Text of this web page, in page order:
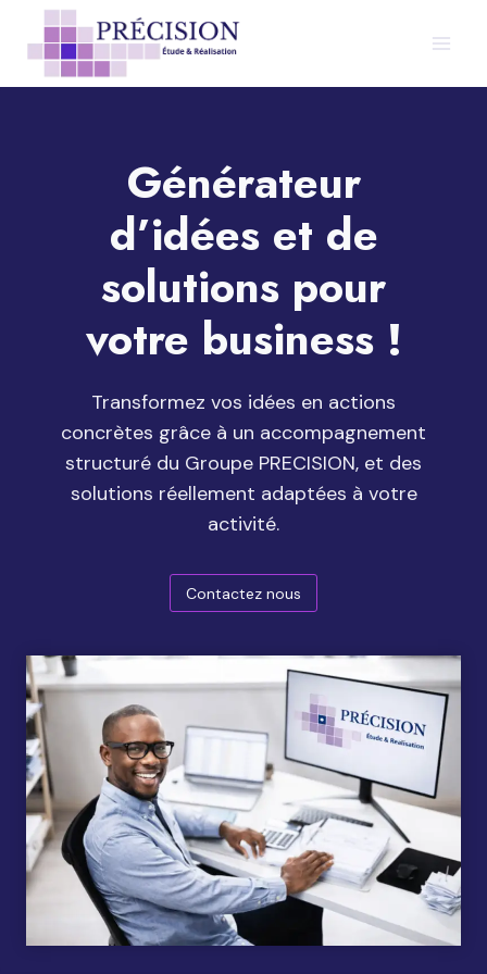
contenu
Générateur
d’idées et de
solutions pour
votre business !
Transformez vos idées en actions
concrètes grâce à un accompagnement
structuré du Groupe PRECISION, et des
solutions réellement adaptées à votre
activité.
Contactez nous